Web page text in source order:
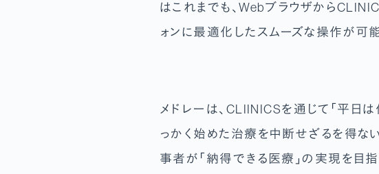
はこれまでも、Webブラウザから
ォンに最適化したスムーズな操作が可能
メドレーは、CLIINICSを通じて「平日
っかく始めた治療を中断せざるを得な
事者が「納得できる医療」の実現を目指